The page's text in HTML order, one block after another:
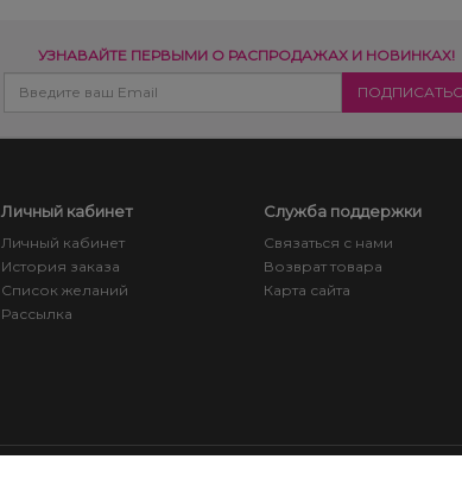
УЗНАВАЙТЕ ПЕРВЫМИ О РАСПРОДАЖАХ И НОВИНКАХ!
Личный кабинет
Личный кабинет
История заказа
Список желаний
Рассылка
Служба поддержки
Связаться с нами
Возврат товара
Карта сайта